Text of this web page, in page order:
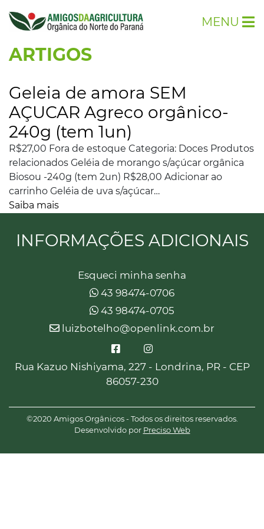
MENU
ARTIGOS
Geleia de amora SEM
AÇUCAR Agreco orgânico-
240g (tem 1un)
R$27,00 Fora de estoque Categoria: Doces Produtos
relacionados Geléia de morango s/açúcar orgânica
Biosou -240g (tem 2un) R$28,00 Adicionar ao
carrinho Geléia de uva s/açúcar…
Saiba mais
INFORMAÇÕES ADICIONAIS
Esqueci minha senha
43 98474-0706
43 98474-0705
luizbotelho@openlink.com.br
Rua Kazuo Nishiyama, 227 - Londrina, PR - CEP
86057-230
©2020 Amigos Orgânicos - Todos os direitos reservados.
Desenvolvido por Preciso Web